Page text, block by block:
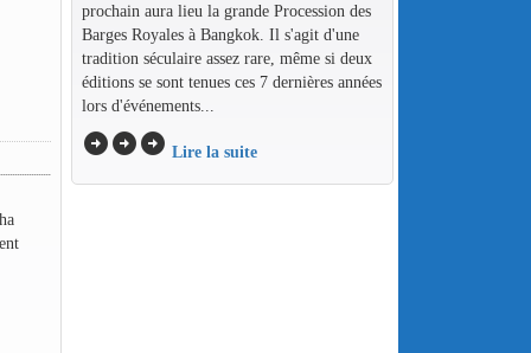
prochain aura lieu la grande Procession des
Barges Royales à Bangkok. Il s'agit d'une
tradition séculaire assez rare, même si deux
éditions se sont tenues ces 7 dernières années
lors d'événements...
arrow_circle_rightarrow_circle_rightarrow_circle_right Lire la suite